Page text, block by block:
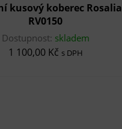
kusový koberec Rosalia
RV0150
Dostupnost: skladem
1 100,00 Kč s DPH